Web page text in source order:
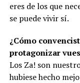
eres de los que
se puede vivir sí.
¿Cómo
protagonizar
Los Za! son
hubiese hecho